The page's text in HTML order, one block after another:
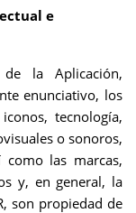
e
la Aplicación,
enunciativo, los
tecnología,
o sonoros,
las marcas,
y, en general, la
son propiedad de